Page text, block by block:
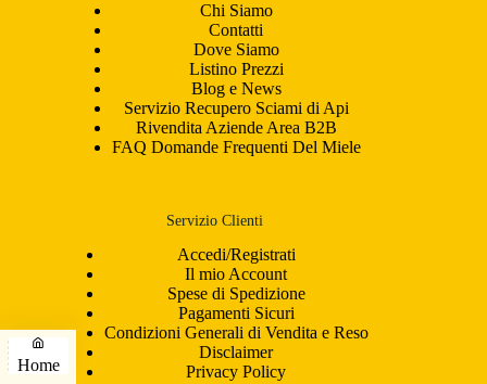
Chi Siamo
Contatti
Dove Siamo
Listino Prezzi
Blog e News
Servizio Recupero Sciami di Api
Rivendita Aziende Area B2B
FAQ Domande Frequenti Del Miele
Servizio Clienti
Accedi/Registrati
Il mio Account
Spese di Spedizione
Pagamenti Sicuri
Condizioni Generali di Vendita e Reso
Disclaimer
Privacy Policy
Home